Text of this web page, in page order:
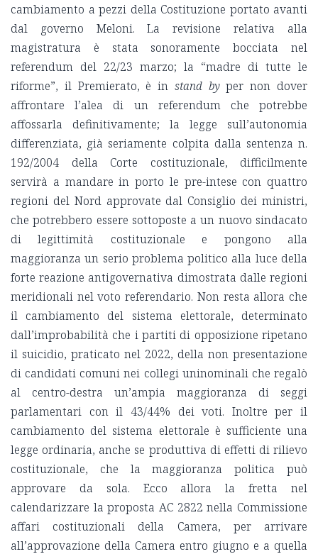
cambiamento a pezzi della Costituzione portato avanti
dal governo Meloni. La revisione relativa alla
magistratura è stata sonoramente bocciata nel
referendum del 22/23 marzo; la “madre di tutte le
riforme”, il Premierato, è in stand byper non dover
affrontare l’alea di un referendum che potrebbe
affossarla definitivamente; la legge sull’autonomia
differenziata, già seriamente colpita dalla sentenza n.
192/2004 della Corte costituzionale, difficilmente
servirà a mandare in porto le pre-intese con quattro
regioni del Nord approvate dal Consiglio dei ministri,
che potrebbero essere sottoposte a un nuovo sindacato
di legittimità costituzionale e pongono alla
maggioranza un serio problema politico alla luce della
forte reazione antigovernativa dimostrata dalle regioni
meridionali nel voto referendario. Non resta allora che
il cambiamento del sistema elettorale, determinato
dall’improbabilità che i partiti di opposizione ripetano
il suicidio, praticato nel 2022, della non presentazione
di candidati comuni nei collegi uninominali che regalò
al centro-destra un’ampia maggioranza di seggi
parlamentari con il 43/44% dei voti. Inoltre per il
cambiamento del sistema elettorale è sufficiente una
legge ordinaria, anche se produttiva di effetti di rilievo
costituzionale, che la maggioranza politica può
approvare da sola. Ecco allora la fretta nel
calendarizzare la proposta AC 2822 nella Commissione
affari costituzionali della Camera, per arrivare
all’approvazione della Camera entro giugno e a quella